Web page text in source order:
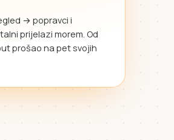
→ popravci i
prijelazi morem. Od
prošao na pet svojih